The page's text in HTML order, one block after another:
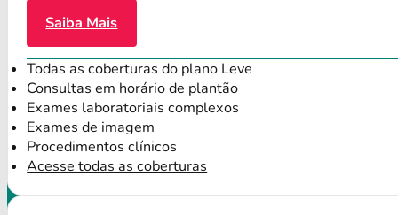
Saiba Mais
Todas as coberturas do plano Leve
Consultas em horário de plantão
Exames laboratoriais complexos
Exames de imagem
Procedimentos clínicos
Acesse todas as coberturas